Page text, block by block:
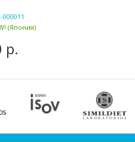
000011
(Япония)
р.